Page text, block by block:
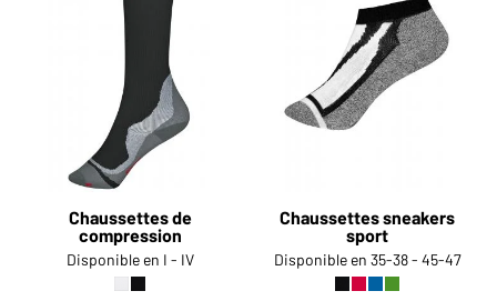
Chaussettes de
compression
Disponible en I - IV
Chaussettes sneakers
sport
Disponible en 35-38 - 45-47